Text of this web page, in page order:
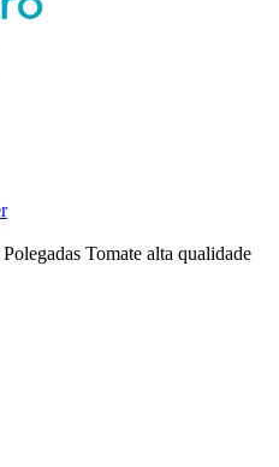
Tomate alta qualidade